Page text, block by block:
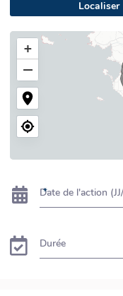
Localiser
+
−
Date de l'action
Durée